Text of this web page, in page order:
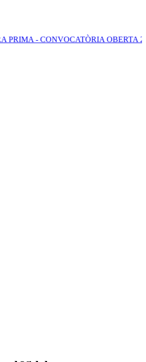
- CONVOCATÒRIA OBERTA 2026